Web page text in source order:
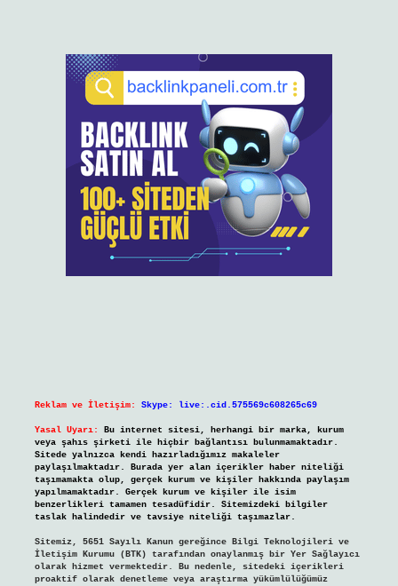
Reklam ve İletişim: Skype: live:.cid.575569c608265c69
Yasal Uyarı:
Bu internet sitesi, herhangi bir marka, kurum
veya şahıs şirketi ile hiçbir bağlantısı bulunmamaktadır.
Sitede yalnızca kendi hazırladığımız makaleler
paylaşılmaktadır. Burada yer alan içerikler haber niteliği
taşımamakta olup, gerçek kurum ve kişiler hakkında paylaşım
yapılmamaktadır. Gerçek kurum ve kişiler ile isim
benzerlikleri tamamen tesadüfidir. Sitemizdeki bilgiler
taslak halindedir ve tavsiye niteliği taşımazlar.
Sitemiz, 5651 Sayılı Kanun gereğince Bilgi Teknolojileri ve
İletişim Kurumu (BTK) tarafından onaylanmış bir Yer Sağlayıcı
olarak hizmet vermektedir. Bu nedenle, sitedeki içerikleri
proaktif olarak denetleme veya araştırma yükümlülüğümüz